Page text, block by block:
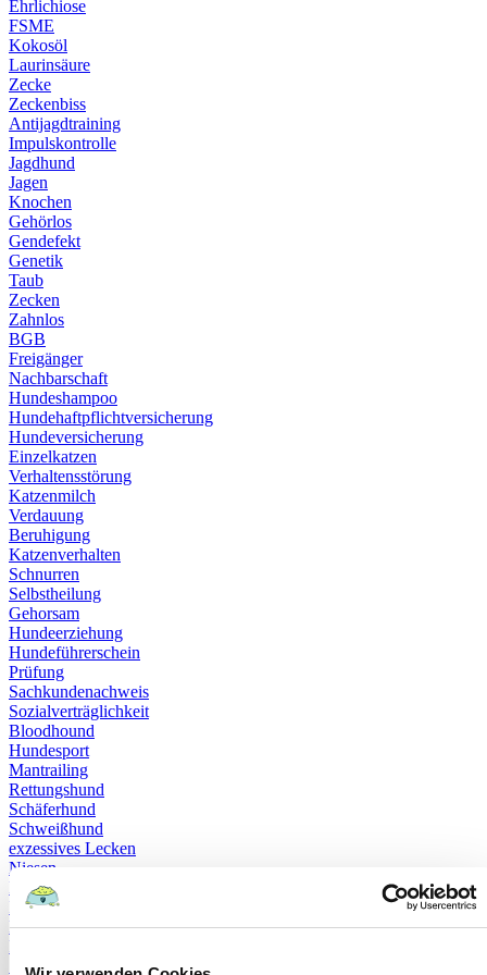
Ehrlichiose
FSME
Kokosöl
Laurinsäure
Zecke
Zeckenbiss
Antijagdtraining
Impulskontrolle
Jagdhund
Jagen
Knochen
Gehörlos
Gendefekt
Genetik
Taub
Zecken
Zahnlos
BGB
Freigänger
Nachbarschaft
Hundeshampoo
Hundehaftpflichtversicherung
Hundeversicherung
Einzelkatzen
Verhaltensstörung
Katzenmilch
Verdauung
Beruhigung
Katzenverhalten
Schnurren
Selbstheilung
Gehorsam
Hundeerziehung
Hundeführerschein
Prüfung
Sachkundenachweis
Sozialverträglichkeit
Bloodhound
Hundesport
Mantrailing
Rettungshund
Schäferhund
Schweißhund
exzessives Lecken
Niesen
Hepatitis
Impfen
Leptospirose
Parvovirose
Staupe